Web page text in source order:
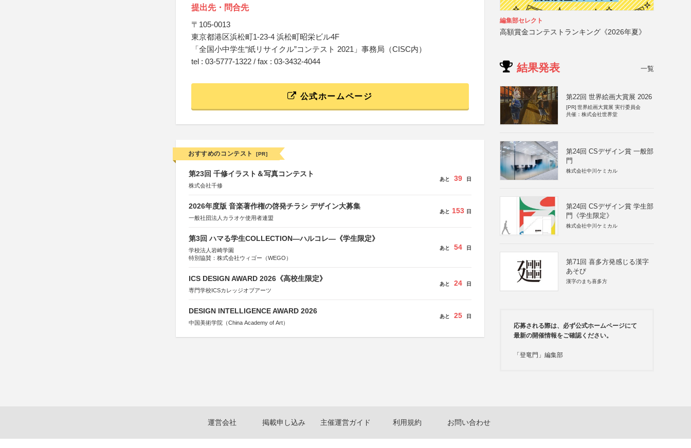
提出先・問合先
〒105-0013
東京都港区浜松町1-23-4 浜松町昭栄ビル4F
「全国小中学生“紙リサイクル”コンテスト 2021」事務局（CISC内）
tel : 03-5777-1322 / fax : 03-3432-4044
公式ホームページ
おすすめのコンテスト [PR]
第23回 千修イラスト＆写真コンテスト
株式会社千修
あと 39 日
2026年度版 音楽著作権の啓発チラシ デザイン大募集
一般社団法人カラオケ使用者連盟
あと 153 日
第3回 ハマる学生COLLECTION―ハルコレ―《学生限定》
学校法人岩崎学園
特別協賛：株式会社ウィゴー（WEGO）
あと 54 日
ICS DESIGN AWARD 2026《高校生限定》
専門学校ICSカレッジオブアーツ
あと 24 日
DESIGN INTELLIGENCE AWARD 2026
中国美術学院（China Academy of Art）
あと 25 日
編集部セレクト
高額賞金コンテストランキング《2026年夏》
結果発表 一覧
第22回 世界絵画大賞展 2026
[PR] 世界絵画大賞展 実行委員会
共催：株式会社世界堂
第24回 CSデザイン賞 一般部
門
株式会社中川ケミカル
第24回 CSデザイン賞 学生部
門《学生限定》
株式会社中川ケミカル
第71回 喜多方発感じる漢字
あそび
漢字のまち喜多方
応募される際は、必ず公式ホームページにて
最新の開催情報をご確認ください。
「登竜門」編集部
運営会社 掲載申し込み 主催運営ガイド 利用規約 お問い合わせ